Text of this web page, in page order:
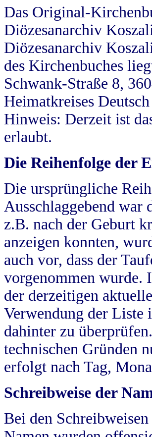
Das Original-
Diözesanarchiv
Diözesanarchiv
des Kirchenbuches
Schwank-Straße 8,
Heimatkreises
Hinweis: Derzeit ist
erlaubt.
Die Reihenfolge der
Die ursprüngliche
Ausschlaggebend war
z.B. nach der Geburt
anzeigen konnten,
auch vor, dass der
vorgenommen wurde.
der derzeitigen
Verwendung der Liste
dahinter zu
technischen Gründen
erfolgt nach Tag,
Schreibweise der
Bei den